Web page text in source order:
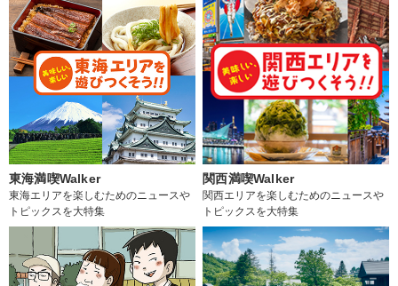
東海満喫Walker
東海エリアを楽しむためのニュースや
トピックスを大特集
関西満喫Walker
関西エリアを楽しむためのニュースや
トピックスを大特集